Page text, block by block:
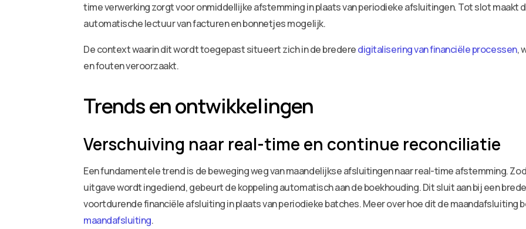
time verwerking zorgt voor onmiddellijke afstemming in plaats van periodieke afsluitingen. Tot slot maakt
automatische lectuur van facturen en bonnetjes mogelijk.
De context waarin dit wordt toegepast situeert zich in de brederedigitalisering van financiële processen,
en fouten veroorzaakt.
Trends en ontwikkelingen
Verschuiving naar real-time en continue reconciliatie
Een fundamentele trend is de beweging weg van maandelijkse afsluitingen naar real-time afstemming.
uitgave wordt ingediend, gebeurt de koppeling automatisch aan de boekhouding. Dit sluit aan bij een
voortdurende financiële afsluiting in plaats van periodieke batches. Meer over hoe dit de maandafsluiting
maandafsluiting.